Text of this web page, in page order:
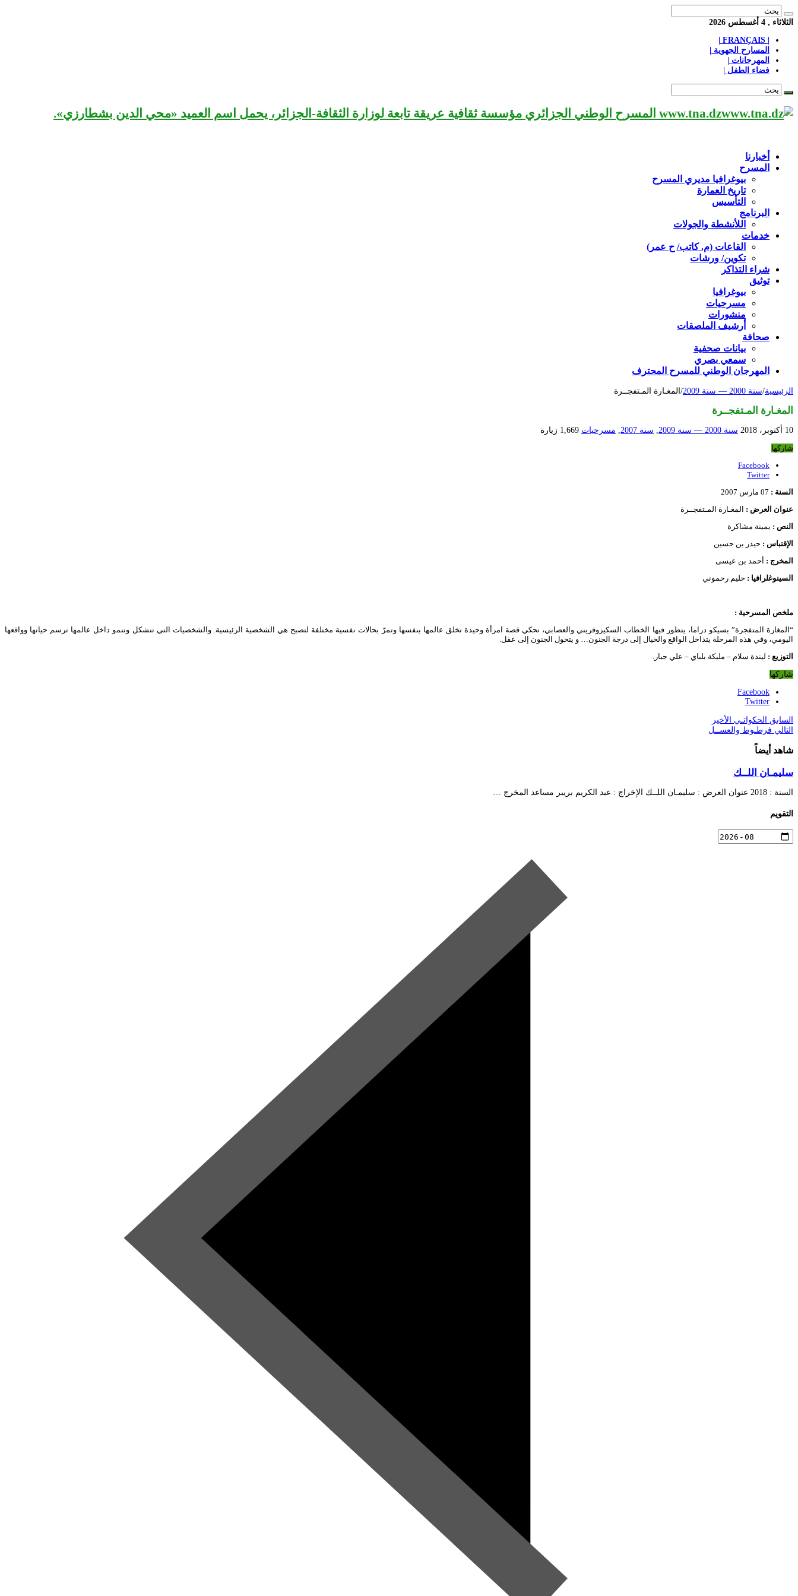
الثلاثاء , 4 أغسطس 2026
المسارح الجهوية |
المهرجانات |
فضاء الطفل |
www.tna.dz المسرح الوطني الجزائري مؤسسة ثقافية عريقة تابعة لوزارة الثقافة-الجزائر، يحمل اسم العميد «محي الدين بشطارزي».
أخبارنا
المسرح
بيوغرافيا مديري المسرح
تاريخ العمارة
التأسيس
البرنامج
اللأنشطة والجولات
خدمات
القاعات (م. كاتب/ ح عمر)
تكوين/ ورشات
شراء التذاكر
توثيق
بيوغرافيا
مسرحيات
منشورات
أرشيف الملصقات
صحافة
بيانات صحفية
سمعي بصري
المهرجان الوطني للمسرح المحترف
الرئيسية/سنة 2000 — سنة 2009 / المغـارة المـتفجــرة
المغـارة المـتفجــرة
10 أكتوبر، 2018 سنة 2000 — سنة 2009 , سنة 2007 , مسرحيات 1,669 زيارة
شاركها
Facebook
Twitter
السنة :
عنوان العرض : المغـارة المـتفجــرة
النص : يمينة مشاكرة
الإقتباس : حيدر بن حسين
المخرج : أحمد بن عيسى
السينوغلرافيا : حليم رحموني
ملخص المسرحية :
“المغارة المتفجرة” بسيكو دراما، يتطور فيها الخطاب السكيزوفريني والعصابي، تحكي قصة امرأة وحيدة تخلق عالمها بنفسها وتمرّ بحالات نفسية مختلفة لتصبح هي الشخصية الرئيسية. والشخصيات التي تتشكل وتنمو داخل عالمها ترسم حياتها وواقعها
اليومي، وفي هذه المرحلة يتداخل الواقع والخيال إلى درجة الجنون… و يتحول الجنون إلى عقل.
التوزيع : ليندة سلام – مليكة بلباي – علي جبار.
شاركها
Facebook
Twitter
السابق الحكواتـي الأخير
التالي فرطـوط والعســل
شاهد أيضاً
سليمـان اللــك
السنة : 2018 عنوان العرض : سليمـان اللــك الإخراج : عبد الكريم بريبر مساعد المخرج …
التقويم